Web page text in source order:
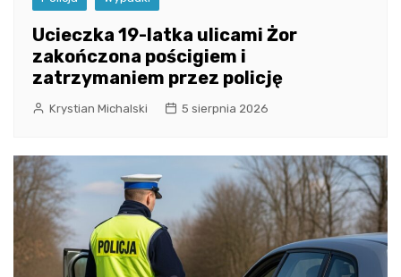
Ucieczka 19-latka ulicami Żor
zakończona pościgiem i
zatrzymaniem przez policję
Krystian Michalski 5 sierpnia 2026